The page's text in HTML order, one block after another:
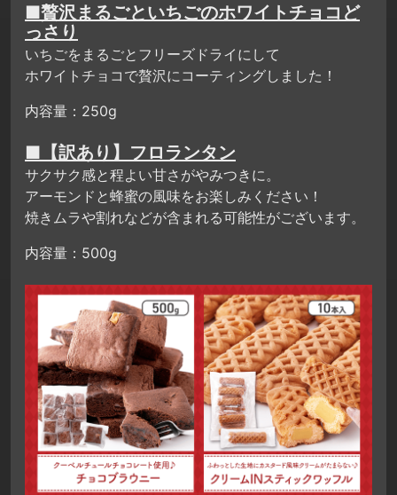
■贅沢まるごといちごのホワイトチョコど
っさり
いちごをまるごとフリーズドライにして
ホワイトチョコで贅沢にコーティングしました！
内容量：250g
■【訳あり】フロランタン
サクサク感と程よい甘さがやみつきに。
アーモンドと蜂蜜の風味をお楽しみください！
焼きムラや割れなどが含まれる可能性がございます。
内容量：500g